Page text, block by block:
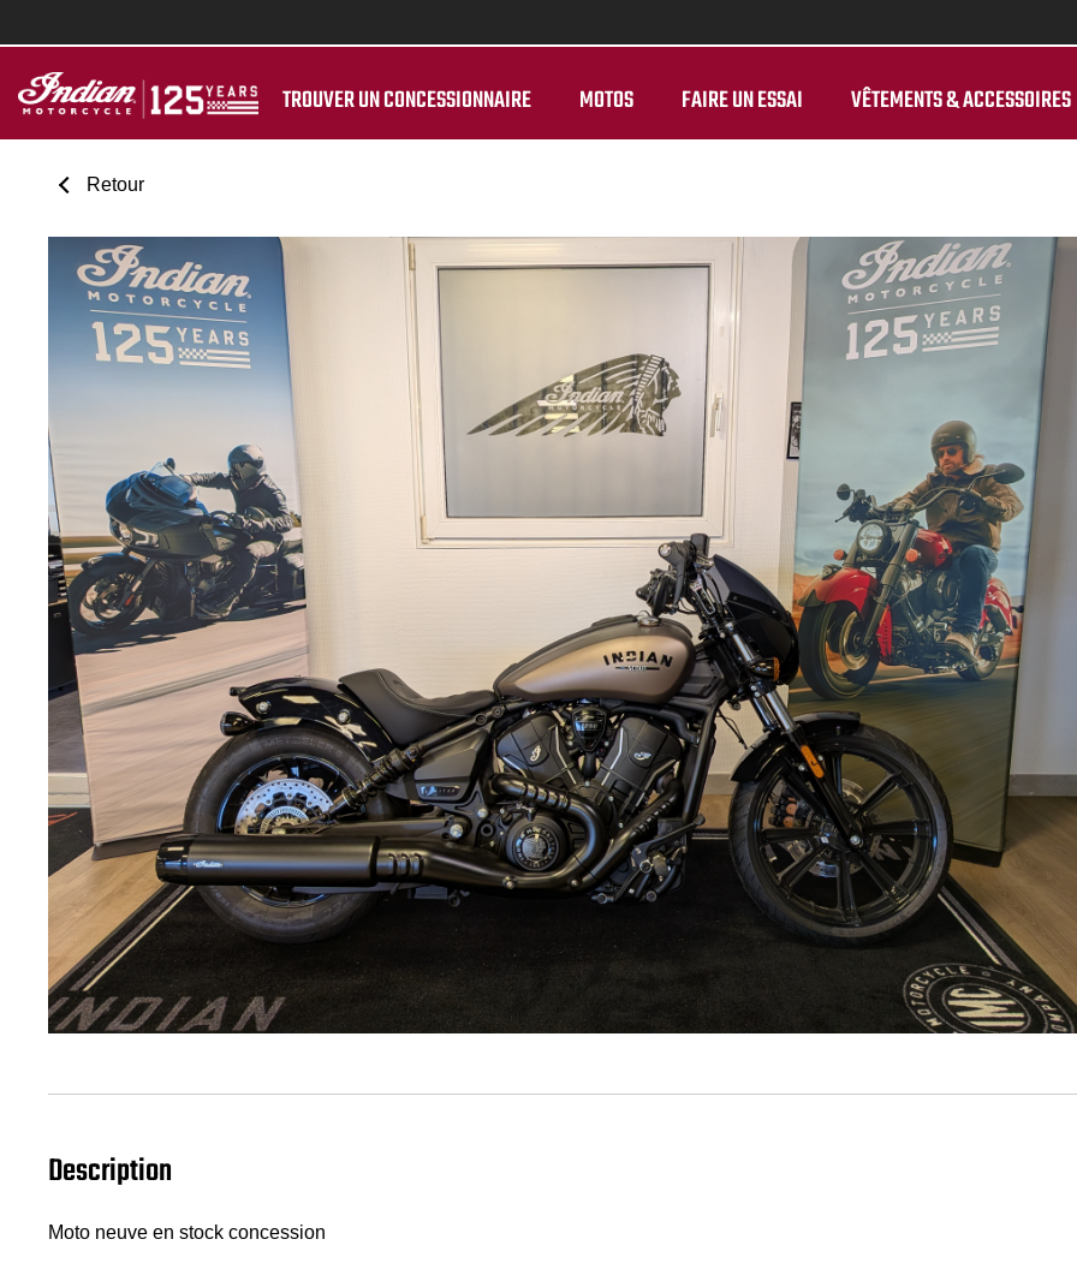
TROUVER UN CONCESSIONNAIRE MOTOS FAIRE UN ESSAI VÊTEMENTS & ACCESSOIRES
Retour
Description
Moto neuve en stock concession